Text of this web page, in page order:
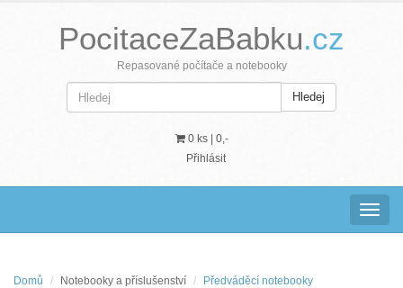
PocitaceZaBabku.cz
Repasované počítače a notebooky
Hledej
0 ks | 0,-
Přihlásit
Domů Notebooky a příslušenství
Předváděcí notebooky